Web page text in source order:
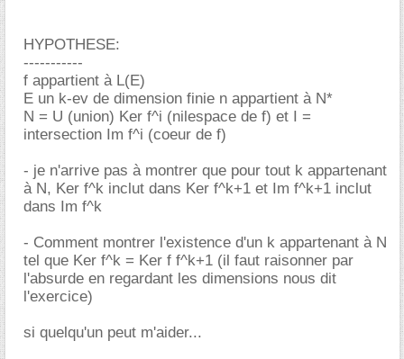
HYPOTHESE:
-----------
f appartient à L(E)
E un k-ev de dimension finie n appartient à N*
N = U (union) Ker f^i (nilespace de f) et I =
intersection Im f^i (coeur de f)
- je n'arrive pas à montrer que pour tout k appartenant
à N, Ker f^k inclut dans Ker f^k+1 et Im f^k+1 inclut
dans Im f^k
- Comment montrer l'existence d'un k appartenant à N
tel que Ker f^k = Ker f f^k+1 (il faut raisonner par
l'absurde en regardant les dimensions nous dit
l'exercice)
si quelqu'un peut m'aider...